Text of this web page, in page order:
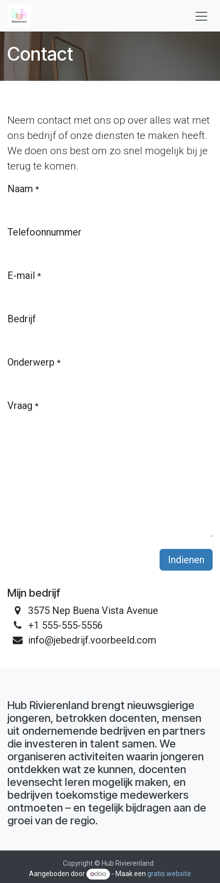
Overslaan naar inhoud
Contact
Neem contact met ons op over alles wat met
ons bedrijf of onze diensten te maken heeft.
We doen ons best om zo snel mogelijk bij je
terug te komen.
Naam *
Telefoonnummer
E-mail *
Bedrijf
Onderwerp *
Vraag *
Indienen
Mijn bedrijf
3575 Nep Buena Vista Avenue
+1 555-555-5556
info@jebedrijf.voorbeeld.com
Hub Rivierenland brengt nieuwsgierige
jongeren, betrokken docenten, mensen
uit ondernemende bedrijven en partners
die investeren in talent samen. We
organiseren activiteiten waarin jongeren
ontdekken wat ze kunnen, docenten
levensecht leren mogelijk maken, en
bedrijven toekomstige medewerkers
ontmoeten – en tegelijk bijdragen aan de
groei van de regio.
Copyright © Hub Rivierenland
Aangeboden door
- Maak eengratis website